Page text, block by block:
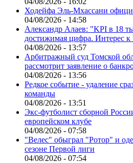
Ходейфа Эль-Мхассани
04/08/2026 - 14:58
Александр Алаев: "KPI в 18
достижимая цифра. Интерес
04/08/2026 - 13:57
Арбитражный суд Томской
рассмотрит заявление о
04/08/2026 - 13:56
Редкое событие - удаление
команды
04/08/2026 - 13:51
Экс-футболист сборной
европейском клубе
04/08/2026 - 07:58
"Велес" обыграл "Ротор" и
сезоне Первой лиги
04/08/2026 - 07:54